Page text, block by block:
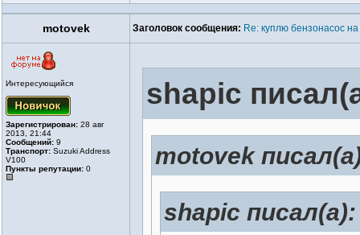
motovek Заголовок сообщения: Re: куплю бензонасос
Интересующийся
Зарегистрирован: 28 авг
2013, 21:44
Сообщений: 9
Транспорт: Suzuki Address
V100
Пункты репутации: 0
shapic
motovek
shapic писал(а):